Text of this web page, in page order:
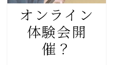
オンライン
体験会開
催？